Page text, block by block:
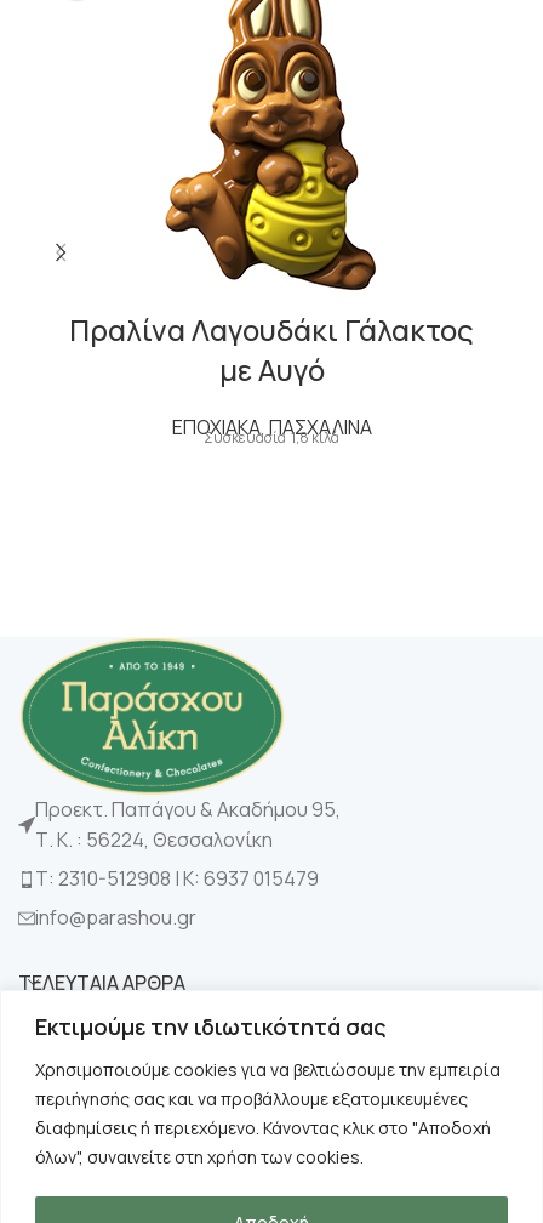
Εκτιμούμε την ιδιωτικότητά σας
Χρησιμοποιούμε cookies για να βελτιώσουμε την εμπειρία
περιήγησής σας και να προβάλλουμε εξατομικευμένες
διαφημίσεις ή περιεχόμενο. Κάνοντας κλικ στο "Αποδοχή
όλων", συναινείτε στη χρήση των cookies.
Πραλίνα Λαγουδάκι Γάλακτος
με Αυγό
ΕΠΟΧΙΑΚΑ, ΠΑΣΧΑΛΙΝΑ
Συσκευασία 1,8 κιλά
Προεκτ. Παπάγου & Ακαδήμου 95,
Τ. Κ. : 56224, Θεσσαλονίκη
Τ: 2310-512908 | K: 6937 015479
info@parashou.gr
ΤΕΛΕΥΤΑΙΑ ΑΡΘΡΑ
ΚΑΤΗΓΟΡΙΕΣ
ΧΡΗΣΙΜΑ
ΠΛΗΡΟΦΟΡΙΕΣ